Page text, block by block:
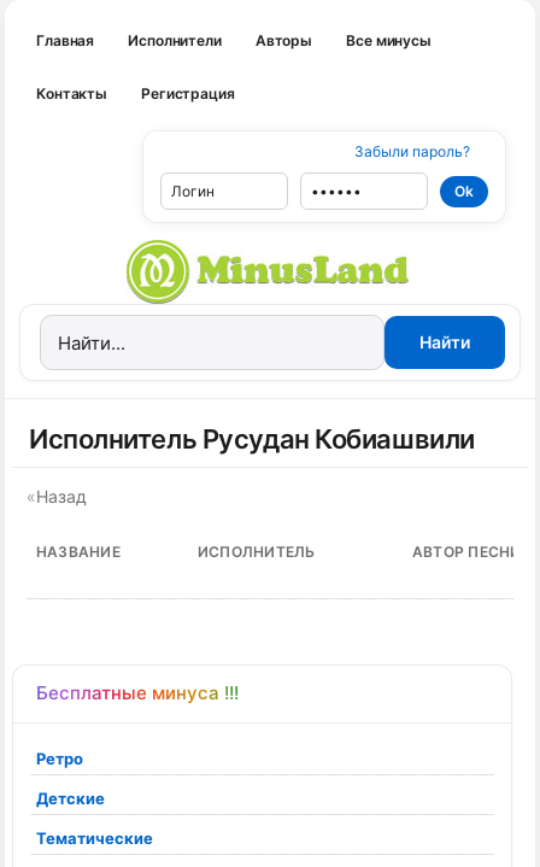
Главная Исполнители Авторы Все минусы
Контакты Регистрация
Забыли пароль?
Бесплатные минуса !!!
Ретро
Детские
Тематические
Исполнитель Русудан Кобиашвили
«Назад
НАЗВАНИЕ ИСПОЛНИТЕЛЬ АВТОР ПЕСНИ